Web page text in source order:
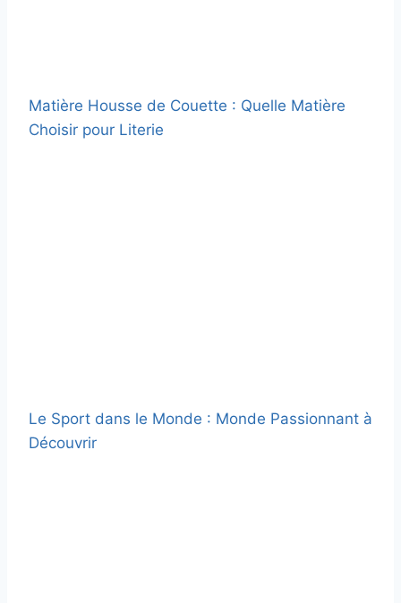
Matière Housse de Couette : Quelle Matière
Choisir pour Literie
Le Sport dans le Monde : Monde Passionnant à
Découvrir